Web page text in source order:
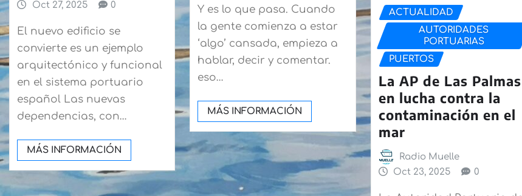
Oct 27, 2025
0
El nuevo edificio se
convierte es un ejemplo
arquitectónico y funcional
en el sistema portuario
español Las nuevas
dependencias, con…
MÁS INFORMACIÓN
Y es lo que pasa. Cuando
la gente comienza a estar
‘algo’ cansada, empieza a
hablar, decir y comentar.
eso…
MÁS INFORMACIÓN
ACTUALIDAD
AUTORIDADES
PORTUARIAS
PUERTOS
La AP de Las Palmas
en lucha contra la
contaminación en el
mar
Radio Muelle
Oct 23, 2025
0